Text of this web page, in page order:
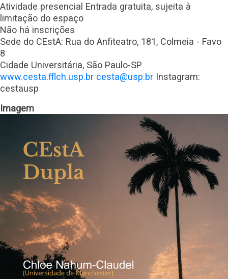
Atividade presencial Entrada gratuita, sujeita à
limitação do espaço
Não há inscrições
Sede do CEstA: Rua do Anfiteatro, 181, Colmeia - Favo
8
Cidade Universitária, São Paulo-SP
www.cesta.fflch.usp.br cesta@usp.br Instagram:
cestausp
Imagem